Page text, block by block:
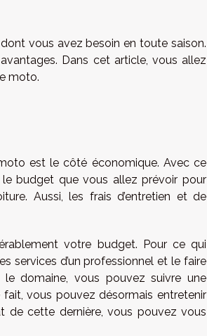
vous avez besoin en toute saison.
Dans cet article, vous allez
moto.
est le côté économique. Avec ce
le budget que vous allez prévoir pour
Aussi, les frais d’entretien et de
votre budget. Pour ce qui
services d’un professionnel et le faire
le domaine, vous pouvez suivre une
vous pouvez désormais entretenir
de cette dernière, vous pouvez vous